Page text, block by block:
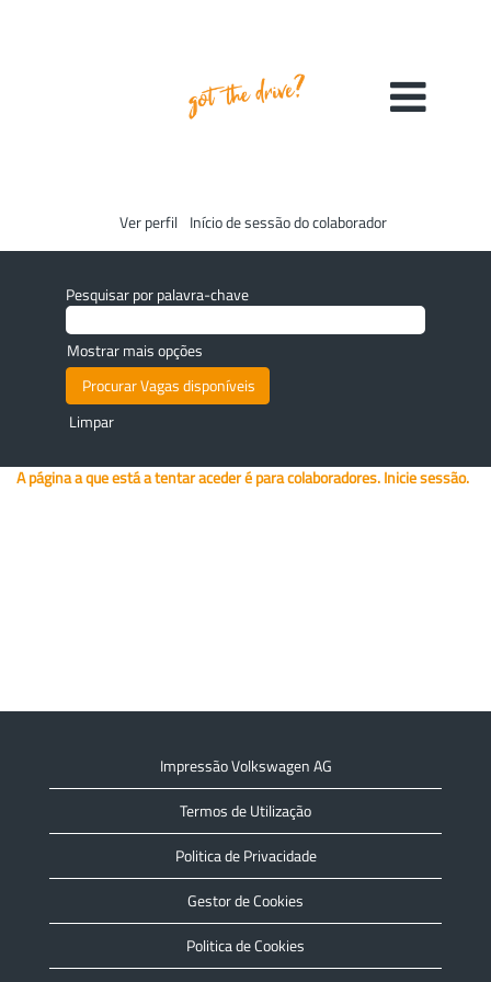
Ver perfil Início de sessão do colaborador
Pesquisar por palavra-chave
Mostrar mais opções
Limpar
A página a que está a tentar aceder é para colaboradores. Inicie sessão.
Impressão Volkswagen AG
Termos de Utilização
Politica de Privacidade
Gestor de Cookies
Politica de Cookies